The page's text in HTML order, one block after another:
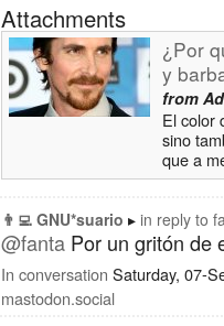
Attachments
¿Por
y
from
El color
sino
que a
como
👨‍💻 GNU*suario in reply to
@fanta Por un gritón de
In conversation Saturday, 07-
mastodon.social